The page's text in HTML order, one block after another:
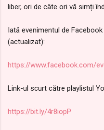
liber, ori de câte ori vă simți
Iată evenimentul de
(actualizat):
https://www.facebook.com/
Link-ul scurt către playlistul
https://bit.ly/4r8iopP